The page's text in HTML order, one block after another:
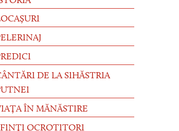
DE LA SIHĂSTRIA
ÎN MĂNĂSTIRE
OCROTITORI